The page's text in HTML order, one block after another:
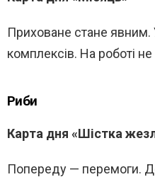
Приховане стане явним.
комплексів. На роботі
Риби
Карта дня «Шістка
Попереду — перемоги.